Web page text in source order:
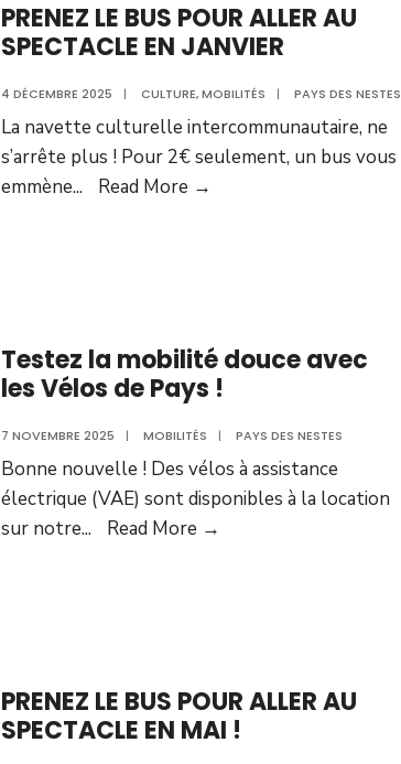
PRENEZ LE BUS POUR ALLER AU
SPECTACLE EN JANVIER
4 DÉCEMBRE 2025 | CULTURE,MOBILITÉS | PAYS DES NESTES
La navette culturelle intercommunautaire, ne
s’arrête plus ! Pour 2€ seulement, un bus vous
emmène... Read More →
Testez la mobilité douce avec
les Vélos de Pays !
7 NOVEMBRE 2025 | MOBILITÉS | PAYS DES NESTES
Bonne nouvelle ! Des vélos à assistance
électrique (VAE) sont disponibles à la location
sur notre... Read More →
PRENEZ LE BUS POUR ALLER AU
SPECTACLE EN MAI !